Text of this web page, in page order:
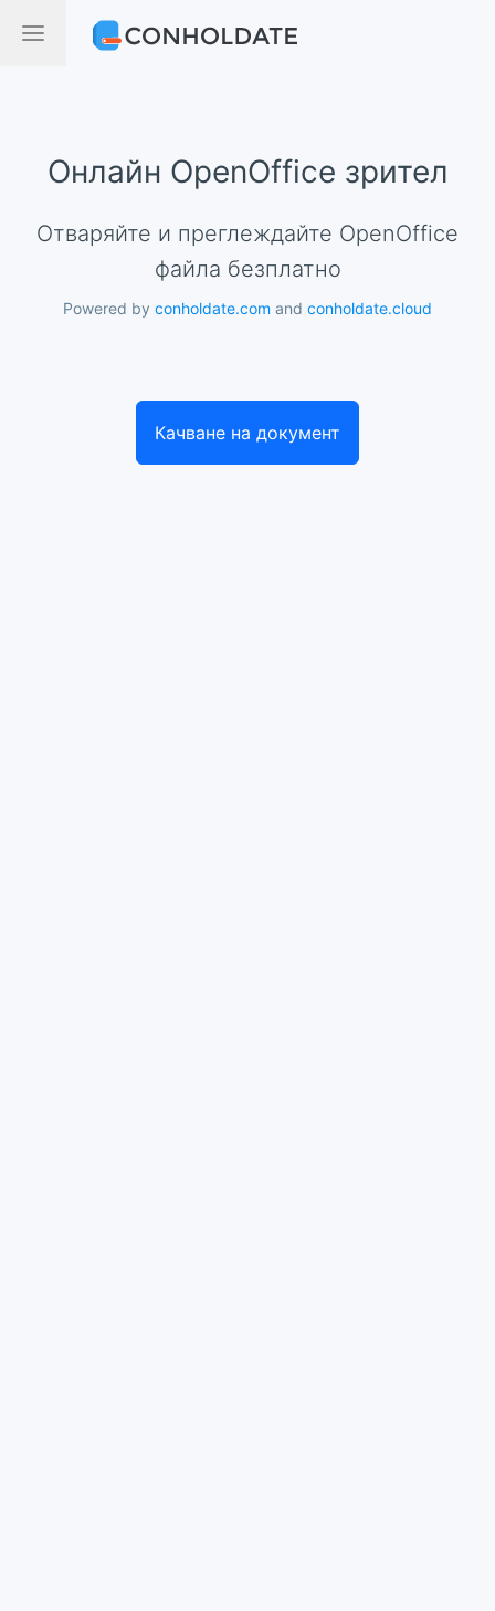
Онлайн OpenOffice зрител
Отваряйте и преглеждайте OpenOffice
файла безплатно
Powered by conholdate.com and conholdate.cloud
Качване на документ